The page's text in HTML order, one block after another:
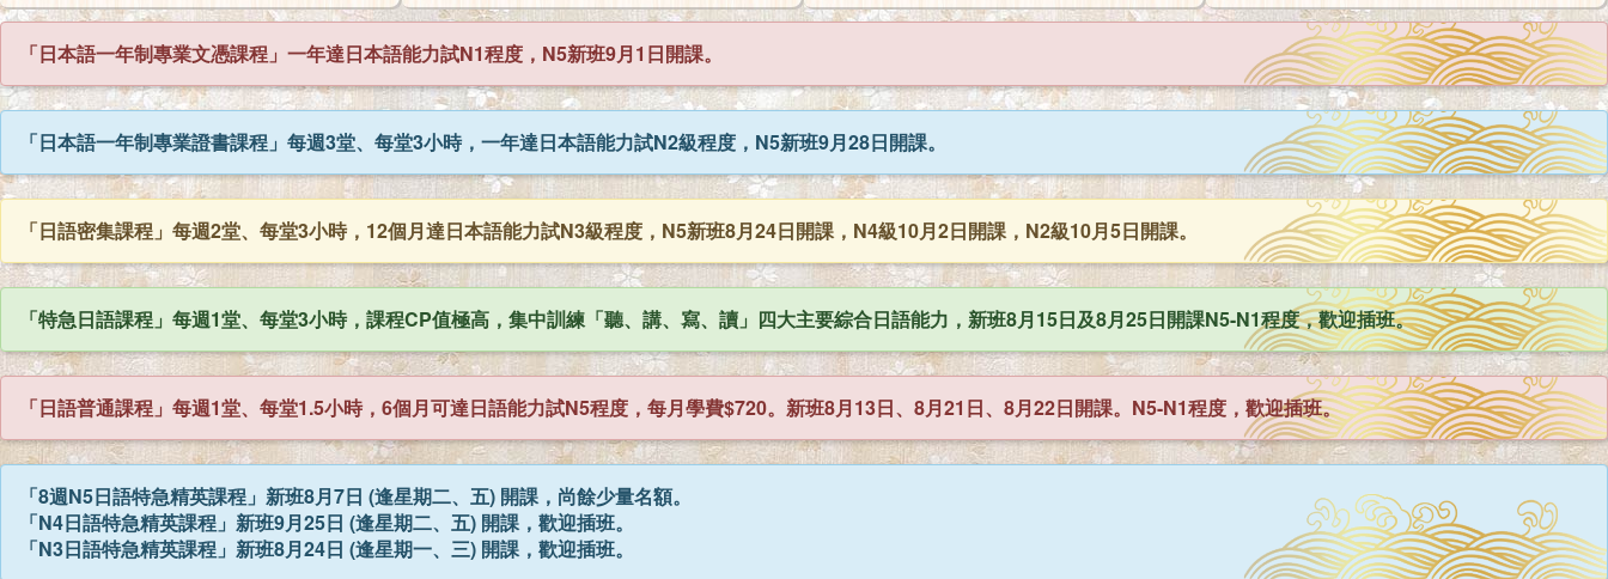
「日本語一年制專業文憑課程」一年達日本語能力試N1程度，N5新班9月1日開課。
「日本語一年制專業證書課程」每週3堂、每堂3小時，一年達日本語能力試N2級程度，N5新班9月28日開課。
「日語密集課程」每週2堂、每堂3小時，12個月達日本語能力試N3級程度，N5新班8月24日開課，N4級10月2日開課，N2級10月5日開課。
「特急日語課程」每週1堂、每堂3小時，課程CP值極高，集中訓練「聽、講、寫、讀」四大主要綜合日語能力，新班8月15日及8月25日開課N5-N1程度，歡迎插班。
「日語普通課程」每週1堂、每堂1.5小時，6個月可達日語能力試N5程度，每月學費$720。新班8月13日、8月21日、8月22日開課。N5-N1程度，歡迎插班。
「8週N5日語特急精英課程」新班8月7日 (逢星期二、五) 開課，尚餘少量名額。
「N4日語特急精英課程」新班9月25日 (逢星期二、五) 開課，歡迎插班。
「N3日語特急精英課程」新班8月24日 (逢星期一、三) 開課，歡迎插班。